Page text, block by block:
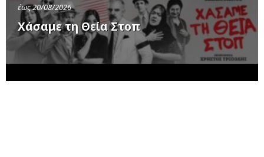
έως 20/08/2026
Χάσαμε τη Θεία Στοπ